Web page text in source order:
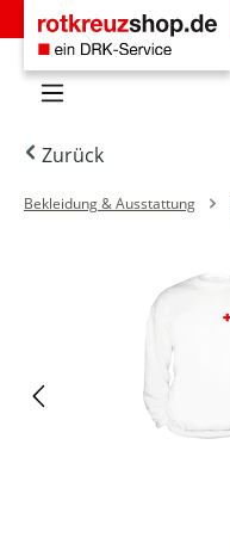
Zum Hauptinhalt
Zurück
Bekleidung & Ausstattung
Bildergalerie